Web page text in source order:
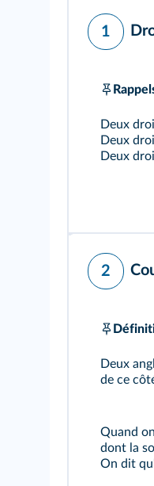
1
Deux
Deux
Deux
2
Deux
de ce
Quand
dont la
On dit